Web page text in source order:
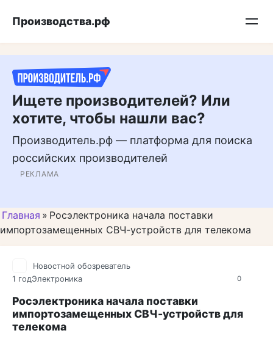
Подписывайтесь на нас в MAX
Производства.рф
Ищете производителей? Или
хотите, чтобы нашли вас?
Производитель.рф — платформа для поиска
российских производителей
РЕКЛАМА
Главная » Росэлектроника начала поставки
импортозамещенных СВЧ-устройств для телекома
0
Новостной обозреватель
1 годЭлектроника
Росэлектроника начала поставки
импортозамещенных СВЧ-устройств для
телекома